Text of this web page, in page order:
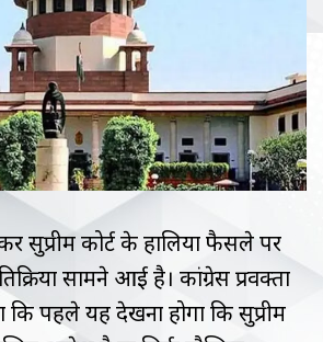
सुप्रीम कोर्ट के हालिया फैसले पर
सामने आई है। कांग्रेस प्रवक्ता
कि पहले यह देखना होगा कि सुप्रीम